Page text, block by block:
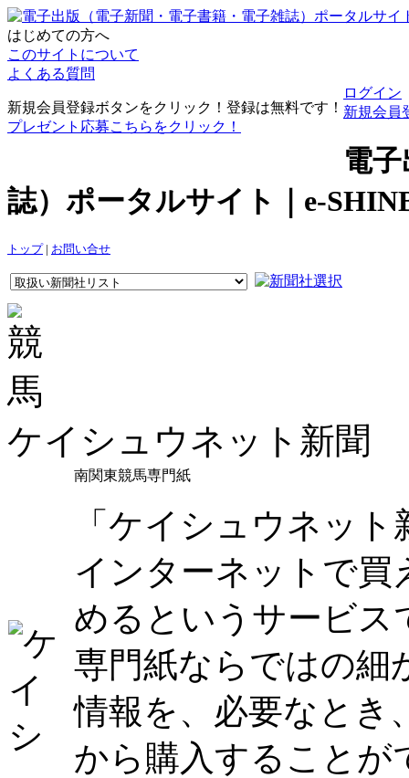
はじめての方へ
このサイトについて
よくある質問
新規会員登録ボタンをクリック！登録は無料です！
プレゼント応募こちらをクリック！
ログイン
新規会員
電
誌）ポータルサイト｜e-
トップ| お問い合せ
ケイシュウネット新聞
南関東競馬専門紙
「ケイシュウネッ
インターネットで買
めるというサービス
専門紙ならではの細
情報を、必要なとき
から購入することが